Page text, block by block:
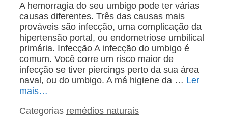
A hemorragia do seu umbigo pode ter várias
causas diferentes. Três das causas mais
prováveis são infecção, uma complicação da
hipertensão portal, ou endometriose umbilical
primária. Infecção A infecção do umbigo é
comum. Você corre um risco maior de
infecção se tiver piercings perto da sua área
naval, ou do umbigo. A má higiene da … Ler
mais…
Categorias remédios naturais